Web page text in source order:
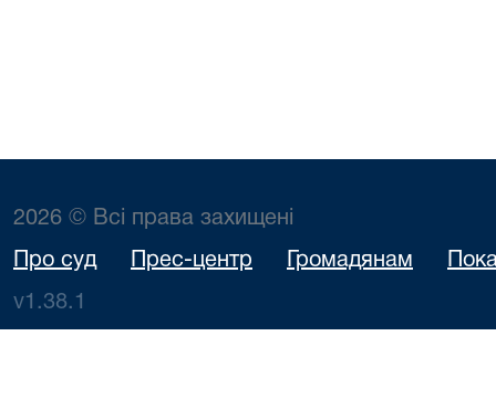
2026 © Всі права захищені
Про суд Прес-центр Громадянам
v1.38.1